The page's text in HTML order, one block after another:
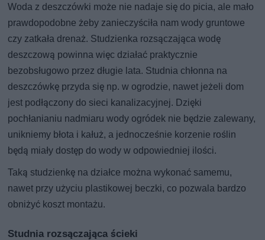
Woda z deszczówki może nie nadaje się do picia, ale mało
prawdopodobne żeby zanieczyściła nam wody gruntowe
czy zatkała drenaż. Studzienka rozsączająca wodę
deszczową powinna więc działać praktycznie
bezobsługowo przez długie lata. Studnia chłonna na
deszczówkę przyda się np. w ogrodzie, nawet jeżeli dom
jest podłączony do sieci kanalizacyjnej. Dzięki
pochłanianiu nadmiaru wody ogródek nie będzie zalewany,
unikniemy błota i kałuż, a jednocześnie korzenie roślin
będą miały dostęp do wody w odpowiedniej ilości.
Taką studzienkę na działce można wykonać samemu,
nawet przy użyciu plastikowej beczki, co pozwala bardzo
obniżyć koszt montażu.
Studnia rozsączająca ścieki